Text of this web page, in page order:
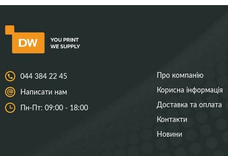
044 384 22 45
Написати нам
Пн-Пт: 09:00 - 18:00
Про компанію
Корисна інформація
Доставка та оплата
Контакти
Новини